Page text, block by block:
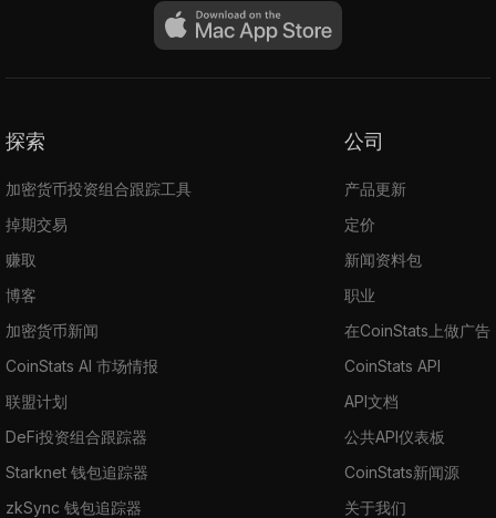
探索
加密货币投资组合跟踪工具
掉期交易
赚取
博客
加密货币新闻
CoinStats AI 市场情报
联盟计划
DeFi投资组合跟踪器
Starknet 钱包追踪器
zkSync 钱包追踪器
公司
产品更新
定价
新闻资料包
职业
在CoinStats上做广告
CoinStats API
API文档
公共API仪表板
CoinStats新闻源
关于我们